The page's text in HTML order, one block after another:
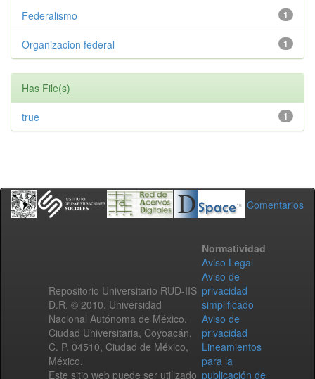
1
Federalismo
1
Organizacion federal
Has File(s)
1
true
Comentarios
Repositorio Universitario RUD-IIS
D.R. © 2010. Universidad
Nacional Autónoma de México.
Ciudad Universitaria, Coyoacán,
C. P. 04510, Ciudad de México,
México.
Este sitio web puede ser utilizado
Normatividad
Aviso Legal
Aviso de
privacidad
simplificado
Aviso de
privacidad
Lineamientos
para la
publicación de